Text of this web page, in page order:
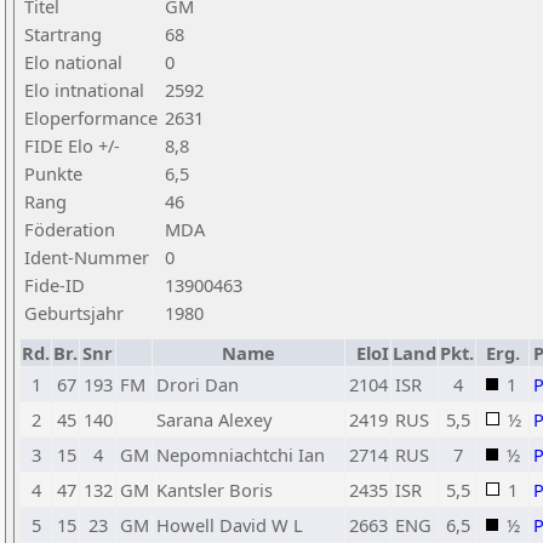
Titel
GM
Startrang
68
Elo national
0
Elo intnational
2592
Eloperformance 2631
FIDE Elo +/-
8,8
Punkte
6,5
Rang
46
Föderation
MDA
Ident-Nummer
0
Fide-ID
13900463
Geburtsjahr
1980
Rd. Br. Snr Name EloI Land Pkt. Erg.
1
67 193 FM Drori Dan 2104 ISR 4 1
2
45 140 Sarana Alexey 2419 RUS 5,5 ½
3
15 4 GM Nepomniachtchi Ian 2714 RUS 7 ½
4
47 132 GM Kantsler Boris 2435 ISR 5,5 1
5
15 23 GM Howell David W L 2663 ENG 6,5 ½